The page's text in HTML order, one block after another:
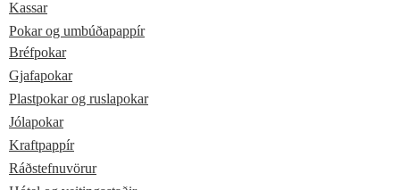
Kassar
Pokar og umbúðapappír
Bréfpokar
Gjafapokar
Plastpokar og ruslapokar
Jólapokar
Kraftpappír
Ráðstefnuvörur